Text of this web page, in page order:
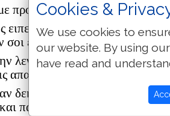
προαξω υμας εις την γαλιλαιαν
ειπεν αυτω ει και παντες
σοι εγω ουδεποτε
λεγω σοι οτι εν ταυτη τη
απαρνηση με
δεη με συν σοι αποθανειν ου
παντες οι μαθηται ειπον
Cookies &
We use cookies to
our website. By using
have read and